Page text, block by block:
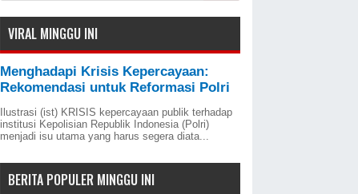
VIRAL MINGGU INI
Menghadapi Krisis Kepercayaan:
Rekomendasi untuk Reformasi Polri
Ilustrasi (ist) KRISIS kepercayaan publik terhadap
institusi Kepolisian Republik Indonesia (Polri)
menjadi isu utama yang harus segera diata...
BERITA POPULER MINGGU INI